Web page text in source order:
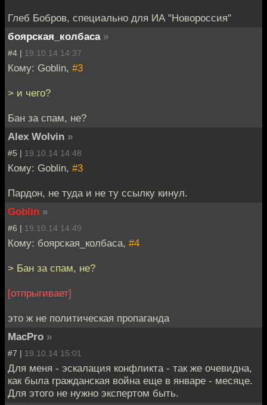
Глеб Бобров, специально для ИА "Новороссия"
боярская_колбаса »
#4 | 19.10.14 14:37
Кому: Goblin, #3
> и чего?
Бан за спам, не?
Alex Wolvin »
#5 | 19.10.14 14:48
Кому: Goblin, #3
Пардон, не туда и не ту ссылку кинул.
Goblin »
#6 | 19.10.14 14:49
Кому: боярская_колбаса, #4
> Бан за спам, не?
[отпрыгивает]
это ж не политическая пропаганда
MacPro »
#7 | 19.10.14 15:01
Для меня - эскалация конфликта - так же очевидна,
как была гражданская война еще в январе - месяце.
Для этого не нужно экспертом быть.